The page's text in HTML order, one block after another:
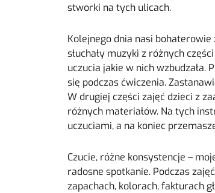
stworki na tych ulicach.
Kolejnego dnia nasi
słuchały muzyki z różnych
uczucia jakie w nich wzbudzała.
się podczas ćwiczenia.
W drugiej części zajęć dzieci z
różnych materiałów. Na tych
uczuciami, a na koniec
Czucie, różne konsystencje –
radosne spotkanie. Podczas
zapachach, kolorach, fakturach